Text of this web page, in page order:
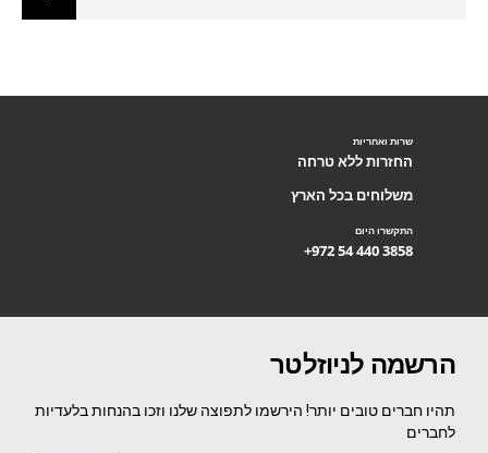
שרות ואחריות
החזרות ללא טרחה
משלוחים בכל הארץ
התקשרו היום
+972 54 440 3858
הרשמה לניוזלטר
תהיו חברים טובים יותר! הירשמו לתפוצה שלנו וזכו בהנחות בלעדיות
לחברים